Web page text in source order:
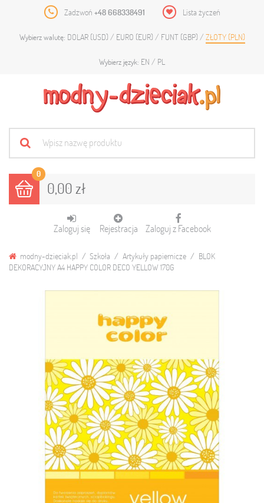
Zadzwoń +48 668338491 Lista życzeń
Wybierz walutę: DOLAR (USD) EURO (EUR) FUNT (GBP) ZŁOTY (PLN)
Wybierz język: EN PL
0
0,00 zł
Zaloguj się Rejestracja Zaloguj z Facebook
modny-dzieciak.pl Szkoła Artykuły papiernicze
BLOK
DEKORACYJNY A4 HAPPY COLOR DECO YELLOW 170G